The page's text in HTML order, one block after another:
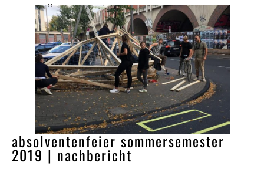
››
absolventenfeier sommersemester
2019 | nachbericht